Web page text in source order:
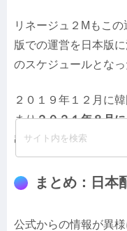
リネージュ２Mもこ
版での運営を日本版
のスケジュールとなっ
２０１９年１２月に
まり２０２１年８月
出てきます。
まとめ：日本
公式からの情報が異